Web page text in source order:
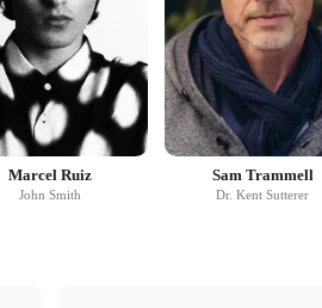
Marcel Ruiz
John Smith
Sam Trammell
Dr. Kent Sutterer